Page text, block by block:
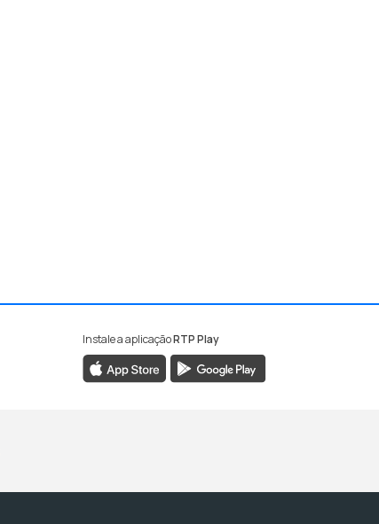
Instale a aplicaçãoRTP Play